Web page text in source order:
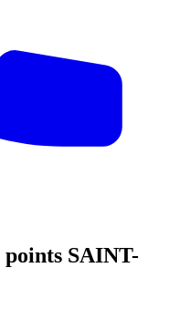
points SAINT-